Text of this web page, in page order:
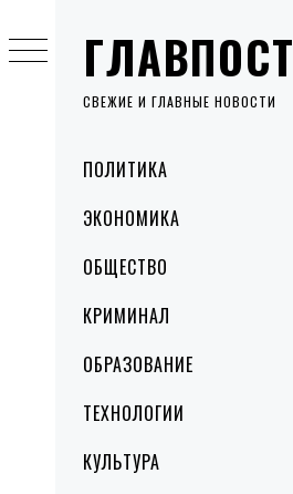
ГЛАВПОСТ
СВЕЖИЕ И ГЛАВНЫЕ НОВОСТИ
MenuПОЛИТИКА
ЭКОНОМИКА
ОБЩЕСТВО
КРИМИНАЛ
ОБРАЗОВАНИЕ
ТЕХНОЛОГИИ
КУЛЬТУРА
to
content